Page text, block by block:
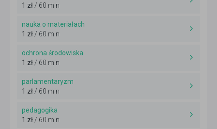
1 zł/ 60 min
nauka o materiałach
1 zł/ 60 min
ochrona środowiska
1 zł/ 60 min
parlamentaryzm
1 zł/ 60 min
pedagogika
1 zł/ 60 min